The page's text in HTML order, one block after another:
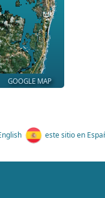
GOOGLE MAP
este sitio en